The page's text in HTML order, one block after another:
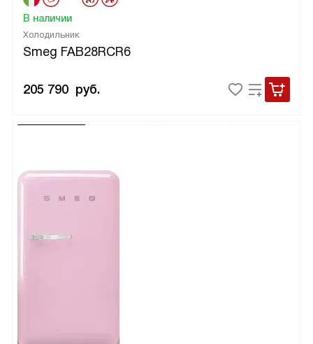
Холодильник
Smeg FAB28RCR6
В наличии
205 790 руб.